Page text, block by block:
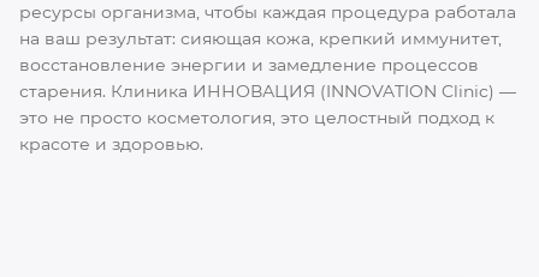
ресурсы организма, чтобы каждая процедура работала
на ваш результат: сияющая кожа, крепкий иммунитет,
восстановление энергии и замедление процессов
старения. Клиника ИННОВАЦИЯ (INNOVATION Clinic) —
это не просто косметология, это целостный подход к
красоте и здоровью.